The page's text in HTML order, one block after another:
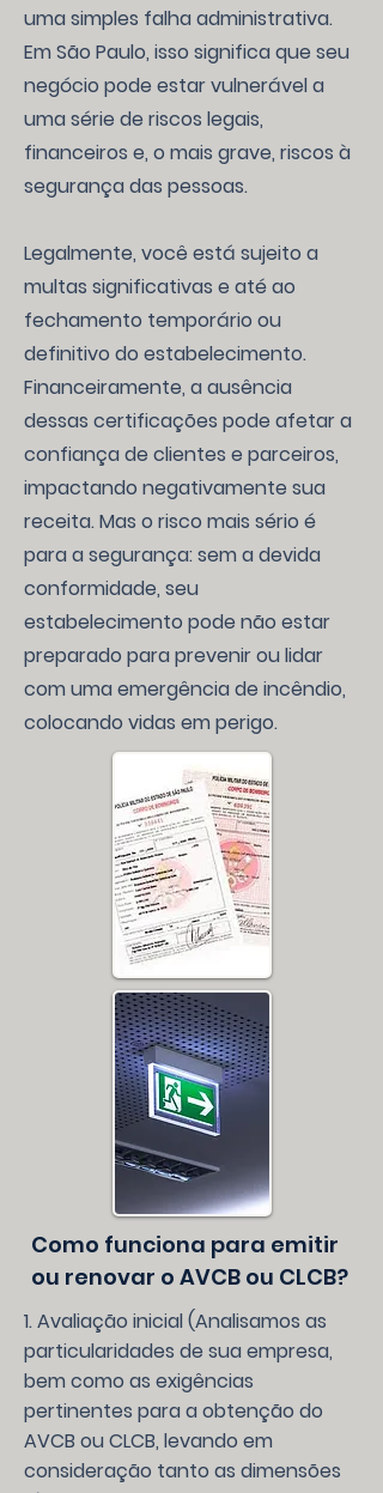
uma simples falha administrativa.
Em São Paulo, isso significa que seu
negócio pode estar vulnerável a
uma série de riscos legais,
financeiros e, o mais grave, riscos à
segurança das pessoas.
Legalmente, você está sujeito a
multas significativas e até ao
fechamento temporário ou
definitivo do estabelecimento.
Financeiramente, a ausência
dessas certificações pode afetar a
confiança de clientes e parceiros,
impactando negativamente sua
receita. Mas o risco mais sério é
para a segurança: sem a devida
conformidade, seu
estabelecimento pode não estar
preparado para prevenir ou lidar
com uma emergência de incêndio,
colocando vidas em perigo.
Como funciona para emitir
ou renovar o AVCB ou CLCB?
1. Avaliação inicial (Analisamos as
particularidades de sua empresa,
bem como as exigências
pertinentes para a obtenção do
AVCB ou CLCB, levando em
consideração tanto as dimensões